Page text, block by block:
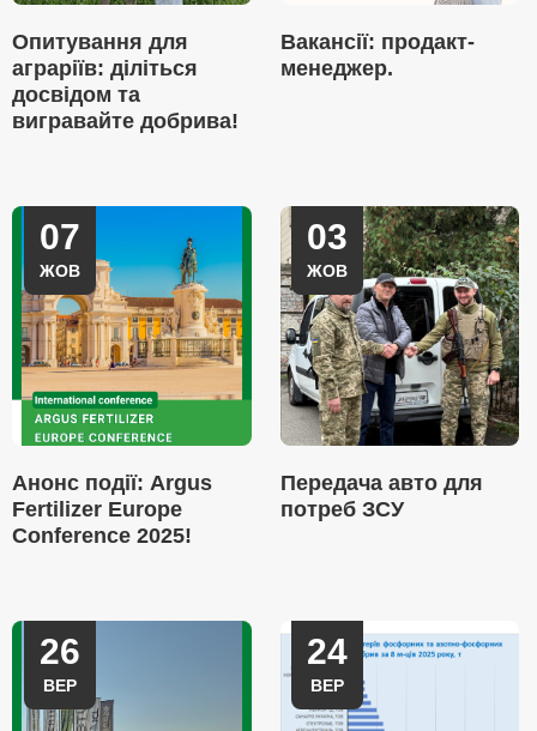
Опитування для
аграріїв: діліться
досвідом та
вигравайте добрива!
Вакансії: продакт-
менеджер.
07
ЖОВ
Анонс події: Argus
Fertilizer Europe
Conference 2025!
03
ЖОВ
Передача авто для
потреб ЗСУ
26
ВЕР
24
ВЕР